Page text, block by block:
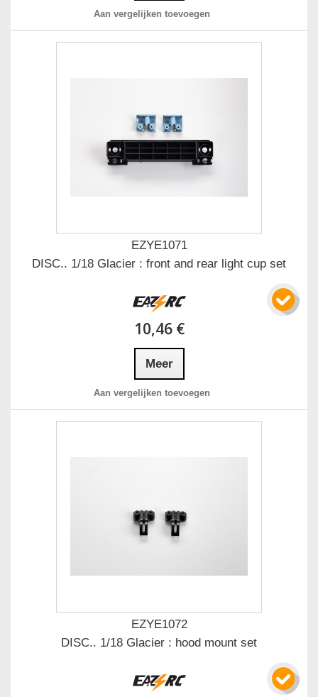
Aan vergelijken toevoegen
EZYE1071
DISC.. 1/18 Glacier : front and rear light cup set
10,46 €
Meer
Aan vergelijken toevoegen
EZYE1072
DISC.. 1/18 Glacier : hood mount set